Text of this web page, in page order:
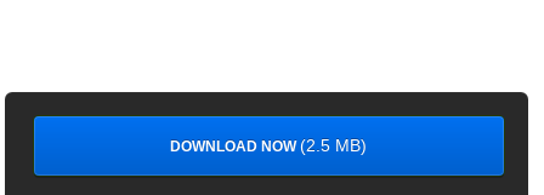
DOWNLOAD NOW(2.5 MB)